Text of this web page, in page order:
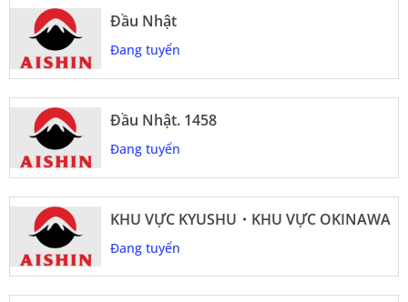
Đầu Nhật
Đang tuyển
Đầu Nhật. 1458
Đang tuyển
KHU VỰC KYUSHU・KHU VỰC OKINAWA
Đang tuyển